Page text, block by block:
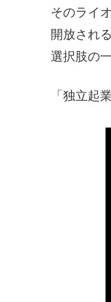
そのライ
開放され
選択肢の
「独立起